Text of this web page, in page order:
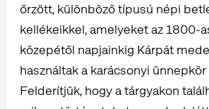
őrzött, különböző típusú népi
kellékeikkel, amelyeket az 1800-
közepétől napjainkig Kárpát
használtak a karácsonyi
Felderítjük, hogy a tárgyakon